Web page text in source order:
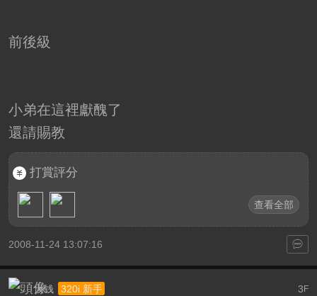
前後級
小弟在這裡獻醜了
還請賜教
打賞評分
查看全部
2008-11-24 13:07:16
3 F
大钱 320i 新手